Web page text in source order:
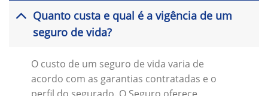
Quanto custa e qual é a vigência de um
seguro de vida?
O custo de um seguro de vida varia de
acordo com as garantias contratadas e o
perfil do segurado. O Seguro oferece